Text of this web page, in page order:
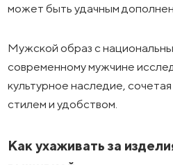
может быть удачным
Мужской образ с
современному мужчине
культурное наследие,
стилем и удобством.
Как ухаживать за